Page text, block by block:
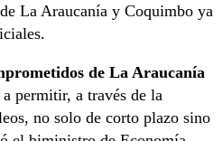
La Araucanía y Coquimbo ya
de La Araucanía
permitir, a través de la
no solo de corto plazo sino